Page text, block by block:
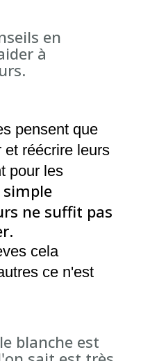
en
à
pensent que
et réécrire leurs
pour les
simple
ne suffit pas
cela
ce n'est
blanche est